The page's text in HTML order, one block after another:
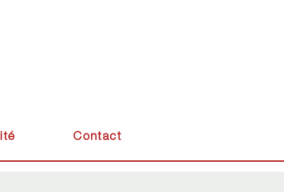
Contact